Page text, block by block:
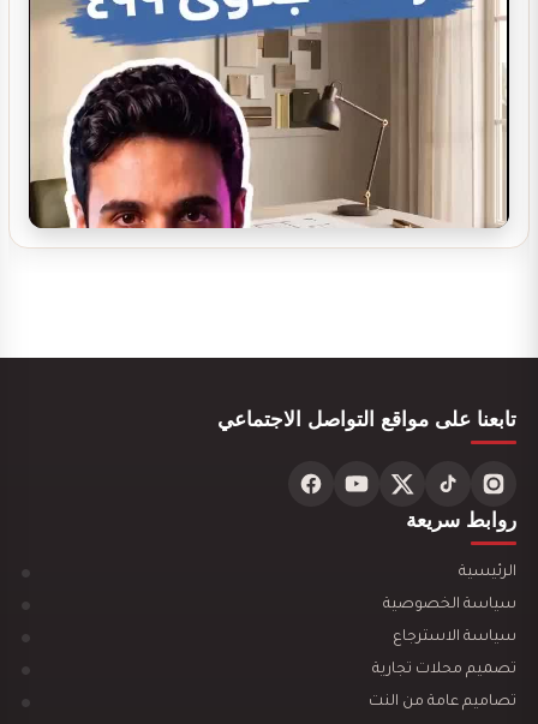
مغسلة سيارات يدوية و اتوماتيكية ديكور مودرن
تصميم ديكور سينما منزلية
تصميم ديكور مدينة العاب مائية
تابعنا على مواقع التواصل الاجتماعي
روابط سريعة
الرئيسية
سياسة الخصوصية
سياسة الاسترجاع
تصميم محلات تجارية
تصاميم عامة من النت